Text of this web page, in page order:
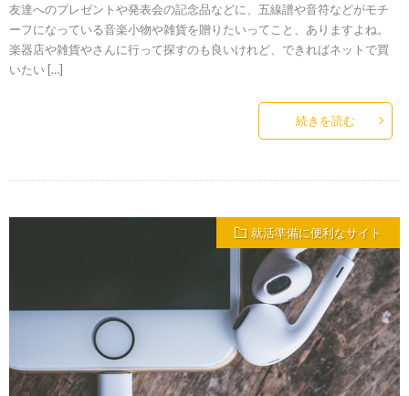
友達へのプレゼントや発表会の記念品などに、五線譜や音符などがモチ
ーフになっている音楽小物や雑貨を贈りたいってこと、ありますよね。
楽器店や雑貨やさんに行って探すのも良いけれど、できればネットで買
いたい […]
続きを読む
就活準備に便利なサイト